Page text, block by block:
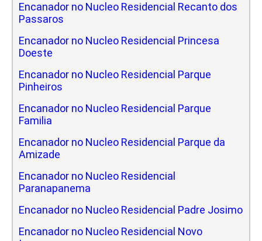
Encanador no Nucleo Residencial Recanto dos
Passaros
Encanador no Nucleo Residencial Princesa
Doeste
Encanador no Nucleo Residencial Parque
Pinheiros
Encanador no Nucleo Residencial Parque
Familia
Encanador no Nucleo Residencial Parque da
Amizade
Encanador no Nucleo Residencial
Paranapanema
Encanador no Nucleo Residencial Padre Josimo
Encanador no Nucleo Residencial Novo